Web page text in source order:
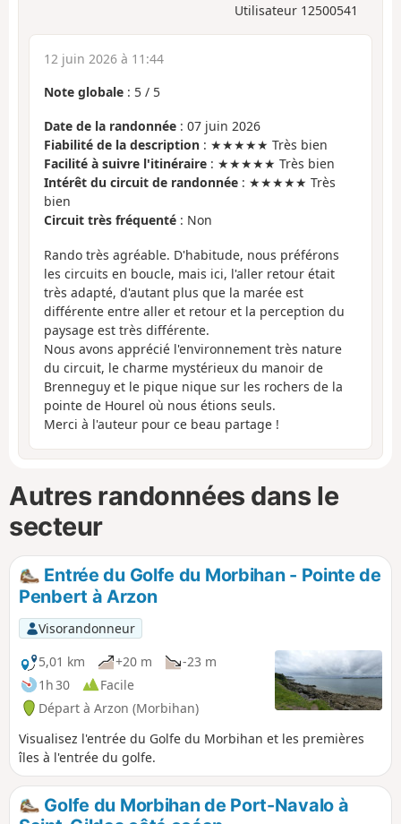
Utilisateur 12500541
12 juin 2026 à 11:44
Note globale : 5 / 5
Date de la randonnée : 07 juin 2026
Fiabilité de la description : ★★★★★ Très bien
Facilité à suivre l'itinéraire : ★★★★★ Très bien
Intérêt du circuit de randonnée : ★★★★★ Très
bien
Circuit très fréquenté : Non
Rando très agréable. D'habitude, nous préférons
les circuits en boucle, mais ici, l'aller retour était
très adapté, d'autant plus que la marée est
différente entre aller et retour et la perception du
paysage est très différente.
Nous avons apprécié l'environnement très nature
du circuit, le charme mystérieux du manoir de
Brenneguy et le pique nique sur les rochers de la
pointe de Hourel où nous étions seuls.
Merci à l'auteur pour ce beau partage !
Autres randonnées dans le
secteur
Entrée du Golfe du Morbihan - Pointe de
Penbert à Arzon
Visorandonneur
5,01 km
+20 m
-23 m
1h 30
Facile
Départ à Arzon (Morbihan)
Visualisez l'entrée du Golfe du Morbihan et les premières
îles à l'entrée du golfe.
Golfe du Morbihan de Port-Navalo à